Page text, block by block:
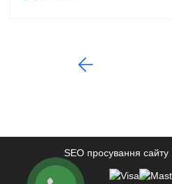
SEO просування сайту